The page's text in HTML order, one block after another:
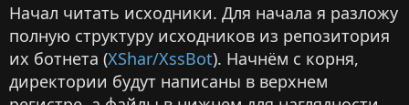
Начал читать исходники. Для начала я разложу
полную структуру исходников из репозитория
их ботнета (XShar/XssBot). Начнём с корня,
директории будут написаны в верхнем